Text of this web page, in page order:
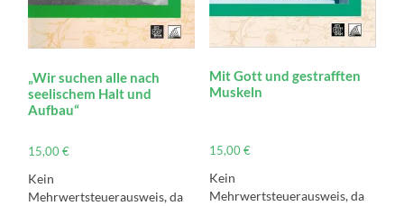
„Wir suchen alle nach
seelischem Halt und
Aufbau“
15,00€
Kein
Mehrwertsteuerausweis, da
Mit Gott und gestrafften
Muskeln
15,00€
Kein
Mehrwertsteuerausweis, da